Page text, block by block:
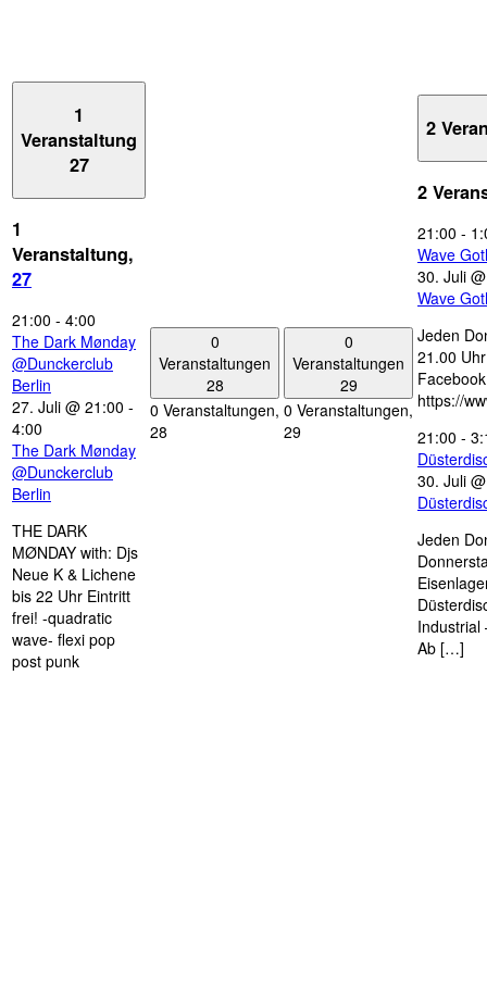
1
Veranstaltung
27
1
Veranstaltung,
27
21:00 - 4:00
The Dark Mønday
@Dunckerclub
Berlin
27. Juli @ 21:00 -
4:00
The Dark Mønday
@Dunckerclub
Berlin
THE DARK
MØNDAY with: Djs
Neue K & Lichene
bis 22 Uhr Eintritt
frei! -quadratic
wave- flexi pop
post punk
0
Veranstaltungen
28
0 Veranstaltungen,
28
0
Veranstaltungen
29
0 Veranstaltungen,
29
2
2
21:00 -
Wave
30. Juli
Wave
Jeden
21.00
https://
21:00 -
30. Juli
Jeden
Industrial
Ab […]